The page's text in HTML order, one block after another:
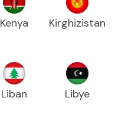
Kenya Kirghizistan
Liban Libye